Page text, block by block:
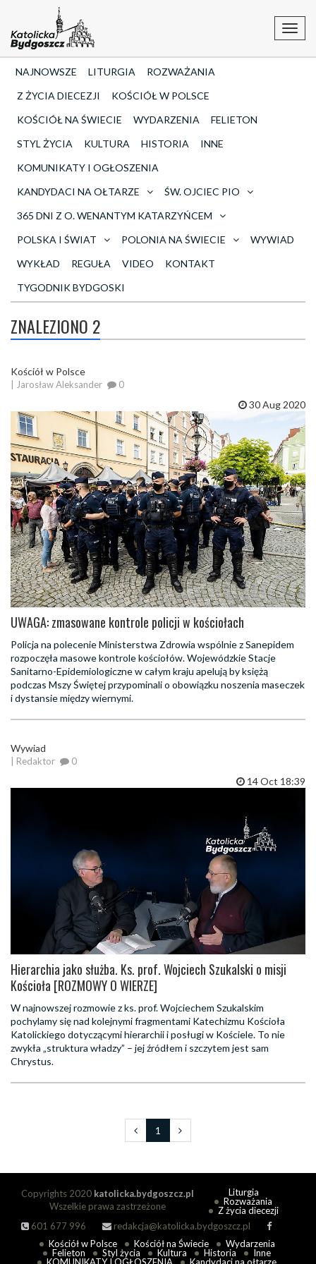
NAJNOWSZE LITURGIA
ROZWAŻANIA
Z ŻYCIA DIECEZJI
KOŚCIÓŁ W POLSCE
KOŚCIÓŁ NA ŚWIECIE
WYDARZENIA
FELIETON
STYL ŻYCIA
KULTURA HISTORIA
INNE
KOMUNIKATY I OGŁOSZENIA
KANDYDACI NA OŁTARZE
ŚW. OJCIEC PIO
365 DNI Z O. WENANTYM KATARZYŃCEM
POLSKA I ŚWIAT
POLONIA NA ŚWIECIE
WYWIAD
WYKŁAD
REGUŁA VIDEO
KONTAKT
TYGODNIK BYDGOSKI
ZNALEZIONO 2
Kościół w Polsce
| Jarosław Aleksander 0
30 Aug 2020
UWAGA: zmasowane kontrole policji w kościołach
Policja na polecenie Ministerstwa Zdrowia wspólnie z Sanepidem
rozpoczęła masowe kontrole kościołów. Wojewódzkie Stacje
Sanitarno-Epidemiologiczne w całym kraju apelują by księżą
podczas Mszy Świętej przypominali o obowiązku noszenia maseczek
i dystansie między wiernymi.
Wywiad
| Redaktor 0
14 Oct 18:39
Hierarchia jako służba. Ks. prof. Wojciech Szukalski o misji
Kościoła [ROZMOWY O WIERZE]
W najnowszej rozmowie z ks. prof. Wojciechem Szukalskim
pochylamy się nad kolejnymi fragmentami Katechizmu Kościoła
Katolickiego dotyczącymi hierarchii i posługi w Kościele. To nie
zwykła „struktura władzy” – jej źródłem i szczytem jest sam
Chrystus.
1
Copyrights 2020 katolicka.bydgoszcz.pl
Wszelkie prawa zastrzeżone
601 677 996
redakcja@katolicka.bydgoszcz.pl
Liturgia
Rozważania
Z życia diecezji
Kościół w Polsce Kościół na Świecie
Wydarzenia
Felieton
Styl życia Kultura Historia
Inne
KOMUNIKATY I OGŁOSZENIA
Kandydaci na ołtarze